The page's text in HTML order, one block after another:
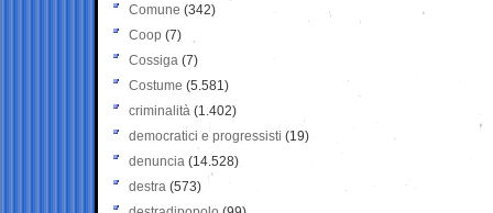
Comune (342)
Coop (7)
Cossiga (7)
Costume (5.581)
criminalità (1.402)
democratici e progressisti (19)
denuncia (14.528)
destra (573)